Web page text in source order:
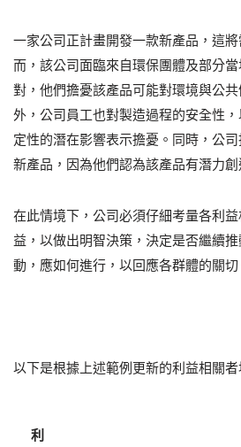
一家公司正計畫開發一款新產品，這
而，該公司面臨來自環保團體及部分
對，他們擔憂該產品可能對環境與公
外，公司員工也對製造過程的安全性
定性的潛在影響表示擔憂。同時，公
新產品，因為他們認為該產品有潛力創
在此情境下，公司必須仔細考量各利益
益，以做出明智決策，決定是否繼續
動，應如何進行，以回應各群體的關切
以下是根據上述範例更新的利益相關者
利